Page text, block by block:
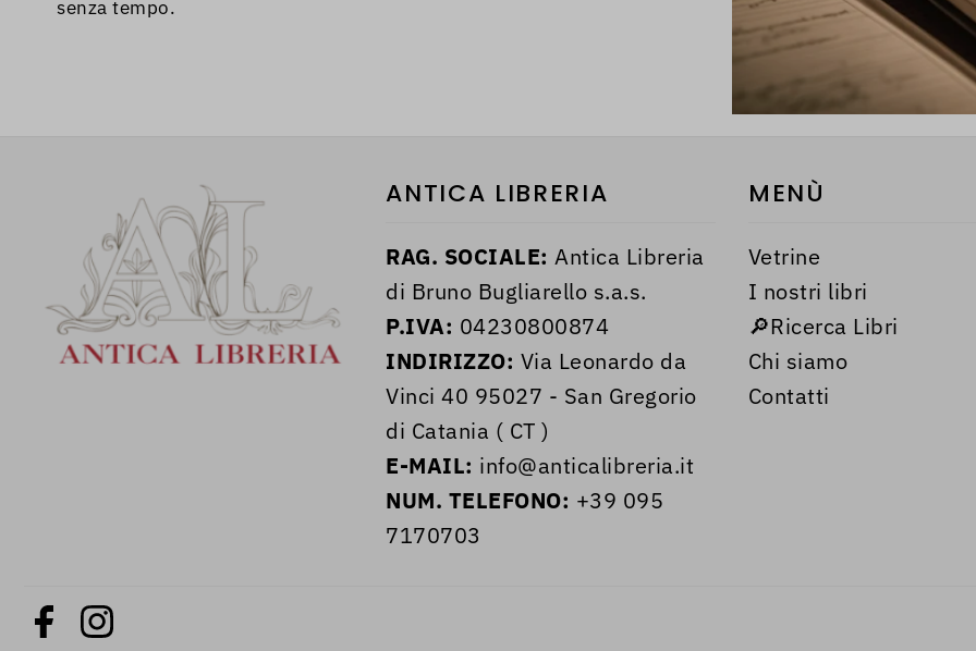
senza tempo.
ANTICA LIBRERIA
RAG. SOCIALE: Antica Libreria
di Bruno Bugliarello s.a.s.
P.IVA: 04230800874
INDIRIZZO: Via Leonardo da
Vinci 40 95027 - San Gregorio
di Catania ( CT )
E-MAIL: info@anticalibreria.it
NUM. TELEFONO: +39 095
7170703
MENÙ
Vetrine
I nostri libri
🔎Ricerca Libri
Chi siamo
Contatti